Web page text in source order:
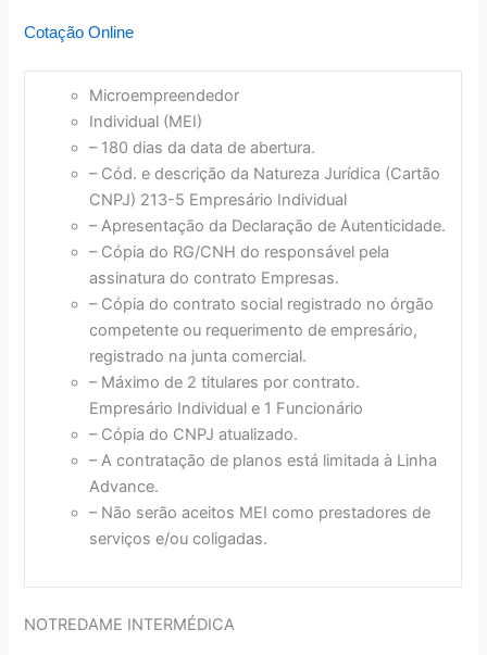
Cotação Online
Microempreendedor
Individual (MEI)
– 180 dias da data de abertura.
– Cód. e descrição da Natureza Jurídica (Cartão
CNPJ) 213-5 Empresário Individual
– Apresentação da Declaração de Autenticidade.
– Cópia do RG/CNH do responsável pela
assinatura do contrato Empresas.
– Cópia do contrato social registrado no órgão
competente ou requerimento de empresário,
registrado na junta comercial.
– Máximo de 2 titulares por contrato.
Empresário Individual e 1 Funcionário
– Cópia do CNPJ atualizado.
– A contratação de planos está limitada à Linha
Advance.
– Não serão aceitos MEI como prestadores de
serviços e/ou coligadas.
NOTREDAME INTERMÉDICA